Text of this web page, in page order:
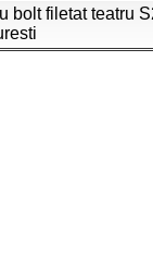
bolt filetat teatru